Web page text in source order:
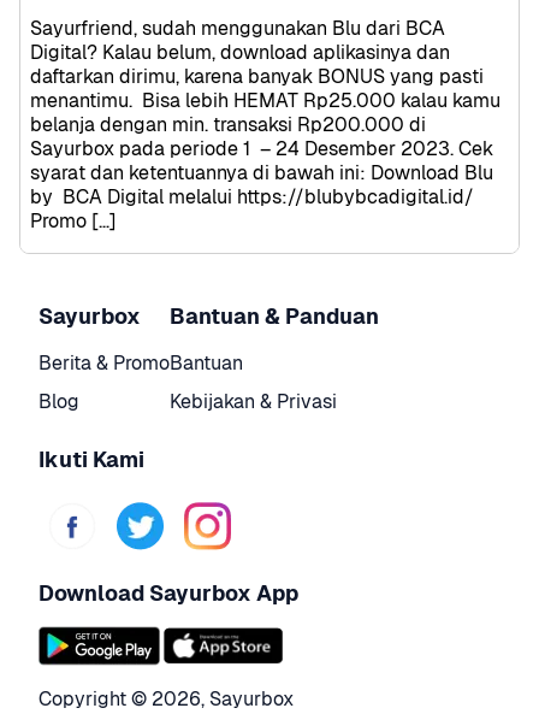
Sayurfriend, sudah menggunakan Blu dari BCA
Digital? Kalau belum, download aplikasinya dan
daftarkan dirimu, karena banyak BONUS yang pasti
menantimu.  Bisa lebih HEMAT Rp25.000 kalau kamu
belanja dengan min. transaksi Rp200.000 di
Sayurbox pada periode 1  – 24 Desember 2023. Cek
syarat dan ketentuannya di bawah ini: Download Blu
by  BCA Digital melalui https://blubybcadigital.id/
Promo […]
Sayurbox
Berita & Promo
Blog
Bantuan & Panduan
Bantuan
Kebijakan & Privasi
Ikuti Kami
Download Sayurbox App
Copyright © 2026, Sayurbox